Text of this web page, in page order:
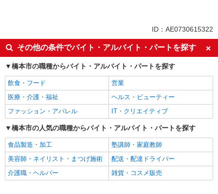
入社日応相談
未経験歓迎
経験者・有資格者歓迎
新卒・第二新卒歓迎
女性活躍中
主婦・主夫歓迎
フリーター歓迎
学歴不問
ブランクOK
ミドル（40代～）活躍中
エルダー（50代～）活躍中
シニア（60代～）活躍中
高収入・高額
ボーナス・賞与あり
昇給あり
完全週休2日制
フルタイム歓迎
禁煙・分煙
駅直結・駅チカ
車通勤OK
ID：AE0730615322
その他の条件でバイト・アルバイト・パートを探す
橋本市の職種からバイト・アルバイト・パートを探す
飲食・フード
営業
医療・介護・福祉
ヘルス・ビューティー
ファッション・アパレル
IT・クリエイティブ
橋本市の人気の職種からバイト・アルバイト・パートを探す
食品製造・加工
塾講師・家庭教師
美容師・ネイリスト・まつげ施術
配送・配達ドライバー
介護職・ヘルパー
雑貨・コスメ販売